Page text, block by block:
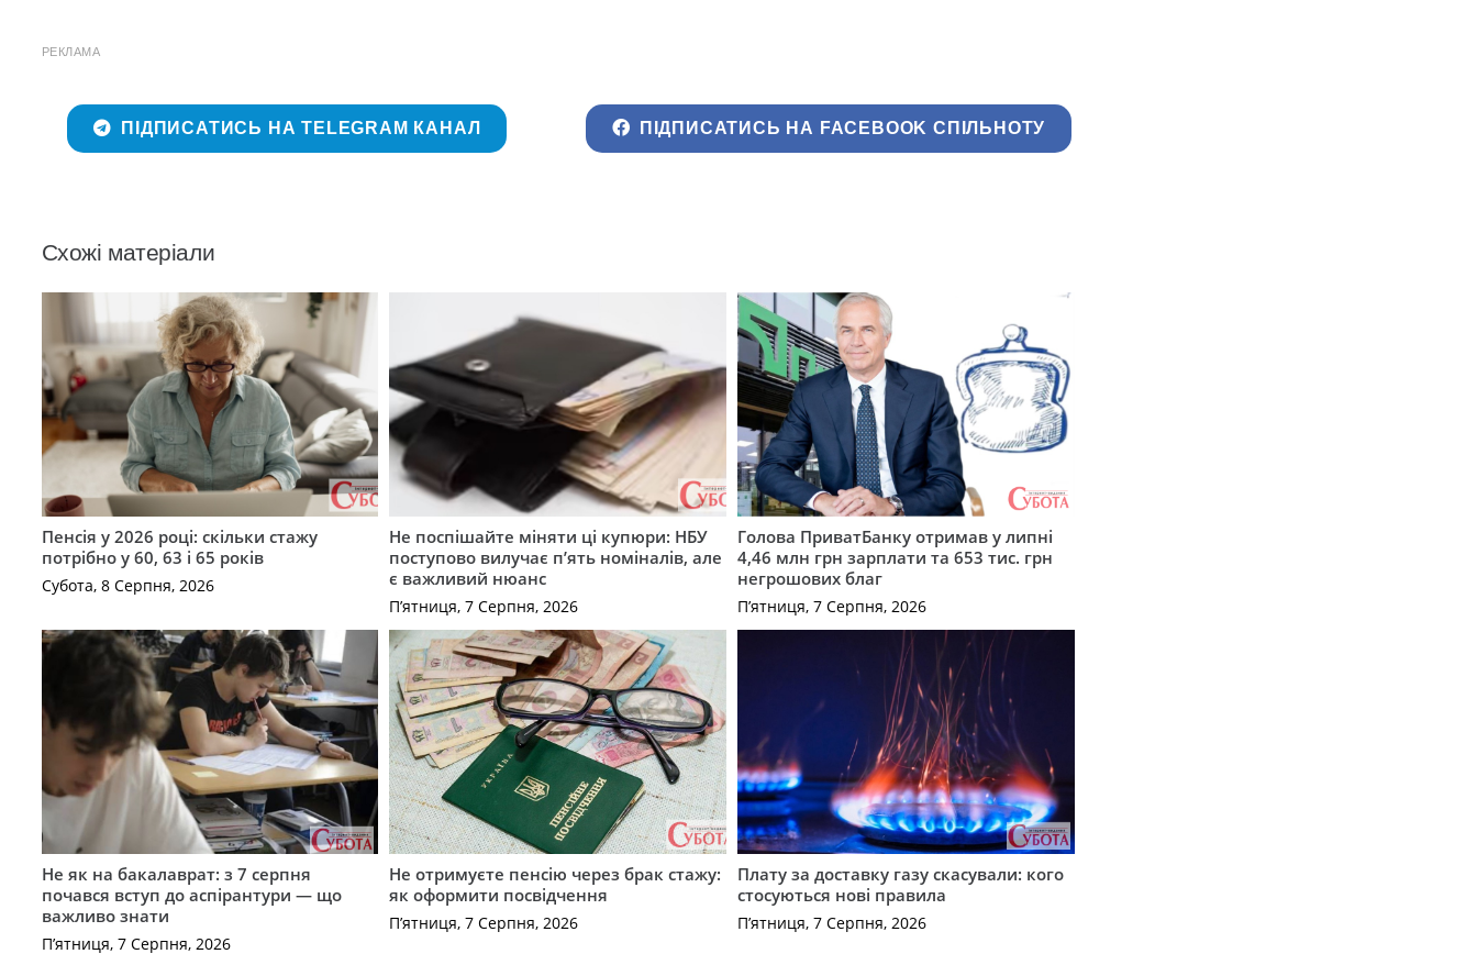
РЕКЛАМА
ПІДПИСАТИСЬ НА TELEGRAM КАНАЛ ПІДПИСАТИСЬ НА FACEBOOK СПІЛЬНОТУ
Схожі матеріали
Пенсія у 2026 році: скільки стажу
потрібно у 60, 63 і 65 років
Субота, 8 Серпня, 2026
Не поспішайте міняти ці купюри: НБУ
поступово вилучає п’ять номіналів, але
є важливий нюанс
П’ятниця, 7 Серпня, 2026
Голова ПриватБанку отримав у липні
4,46 млн грн зарплати та 653 тис. грн
негрошових благ
П’ятниця, 7 Серпня, 2026
Не як на бакалаврат: з 7 серпня
почався вступ до аспірантури — що
важливо знати
П’ятниця, 7 Серпня, 2026
Не отримуєте пенсію через брак стажу:
як оформити посвідчення
П’ятниця, 7 Серпня, 2026
Плату за доставку газу скасували: кого
стосуються нові правила
П’ятниця, 7 Серпня, 2026